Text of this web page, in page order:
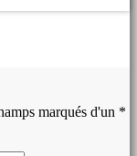
marqués d'un *